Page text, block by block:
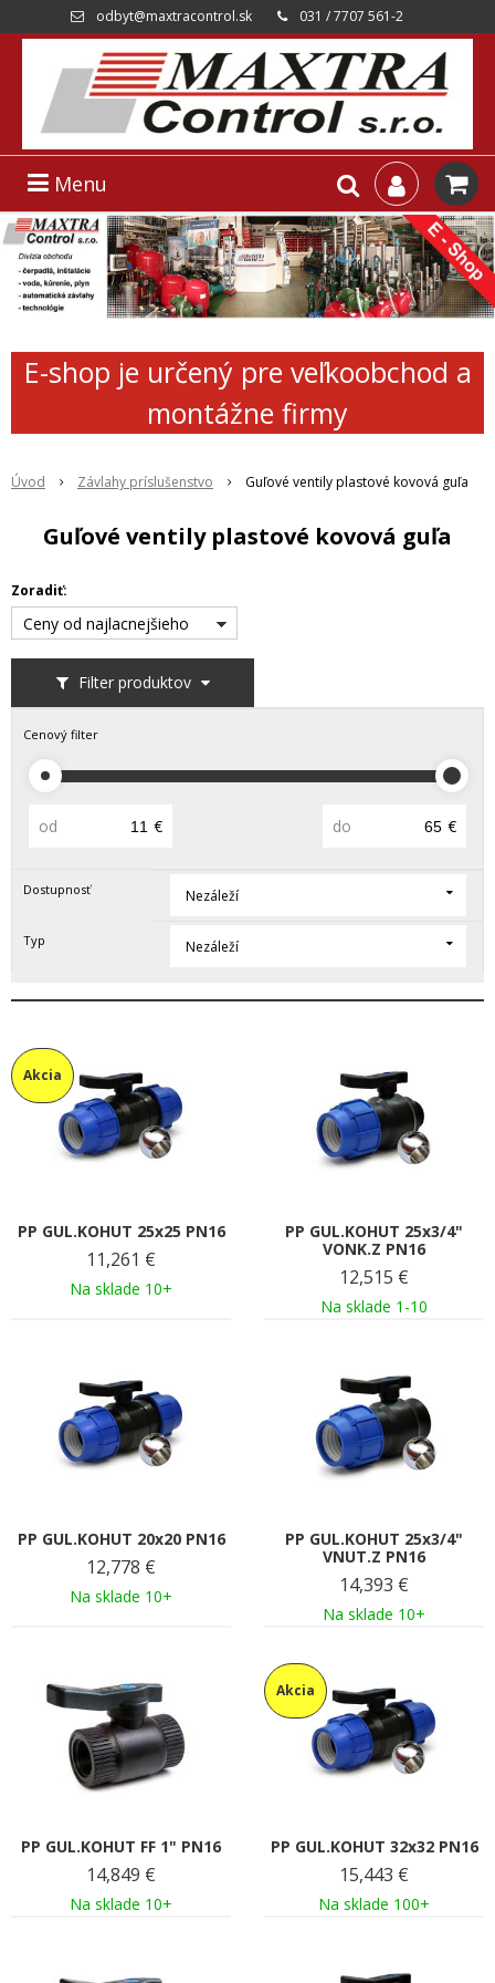
odbyt@maxtracontrol.sk 031 / 7707 561-2
Menu
E-shop je určený pre veľkoobchod a
montážne firmy
Úvod Závlahy príslušenstvo Guľové ventily plastové kovová guľa
Guľové ventily plastové kovová guľa
Filter produktov
Zoradiť:
Ceny od najlacnejšieho
Cenový filter
od € do €
Dostupnosť Nezáleží
Typ Nezáleží
Akcia
PP GUL.KOHUT 25x25 PN16
11,261 €
Na sklade 10+
PP GUL.KOHUT 25x3/4"
VONK.Z PN16
12,515 €
Na sklade 1-10
PP GUL.KOHUT 20x20 PN16
12,778 €
Na sklade 10+
PP GUL.KOHUT 25x3/4"
VNUT.Z PN16
14,393 €
Na sklade 10+
PP GUL.KOHUT FF 1" PN16
14,849 €
Na sklade 10+
Akcia
PP GUL.KOHUT 32x32 PN16
15,443 €
Na sklade 100+